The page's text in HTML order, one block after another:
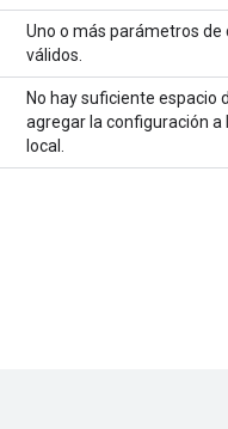
Uno o más parámetros de
válidos.
No hay suficiente espacio
agregar la configuración a
local.